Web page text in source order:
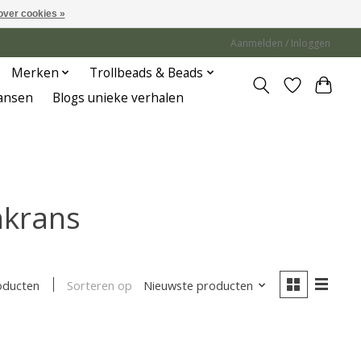
Aanmelden / Inloggen
Merken
Trollbeads & Beads
Blogs unieke verhalen
Sorteren op Nieuwste producten
cookies »